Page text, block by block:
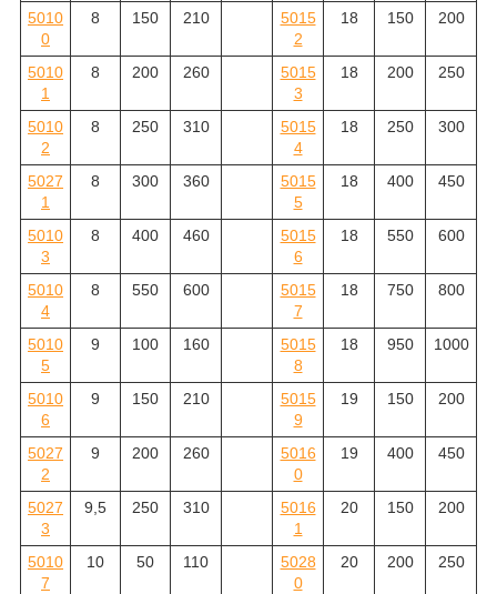
5010
0
8 150 210
5015
2
18 150 200
5010
1
8 200 260
5015
3
18 200 250
5010
2
8 250 310
5015
4
18 250 300
5027
1
8 300 360
5015
5
18 400 450
5010
3
8 400 460
5015
6
18 550 600
5010
4
8 550 600
5015
7
18 750 800
5010
5
9 100 160
5015
8
18 950 1000
5010
6
9 150 210
5015
9
19 150 200
5027
2
9 200 260
5016
0
19 400 450
5027
3
9,5 250 310
5016
1
20 150 200
5010
7
10 50 110
5028
0
20 200 250